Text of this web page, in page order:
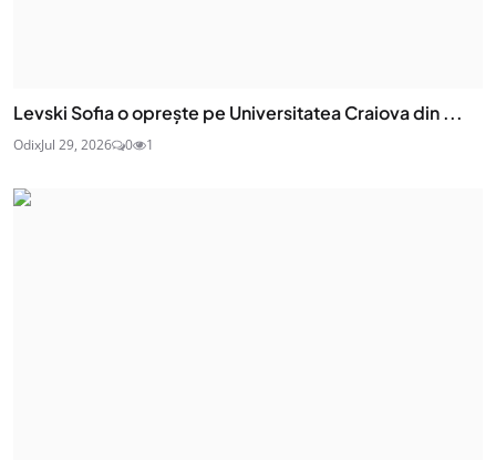
Levski Sofia o oprește pe Universitatea Craiova din ...
OdixJul 29, 2026 0 1